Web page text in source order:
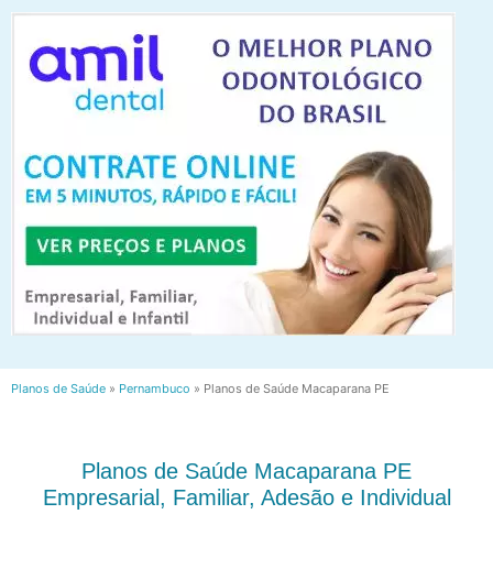
Planos de Saúde » Pernambuco » Planos de Saúde Macaparana PE
Planos de Saúde Macaparana PE
Empresarial, Familiar, Adesão e Individual